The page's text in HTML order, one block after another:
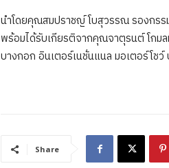
นำโดยคุณสมปราชญ์ โบสุวรรณ รองกรร
พร้อมได้รับเกียรติจากคุณจาตุรนต์ โกม
บางกอก อินเตอร์เนชั่นแนล มอเตอร์โช
Share